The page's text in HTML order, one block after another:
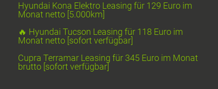
Hyundai Kona Elektro Leasing für 129 Euro im
Monat netto [5.000km]
🔥 Hyundai Tucson Leasing für 118 Euro im
Monat netto [sofort verfügbar]
Cupra Terramar Leasing für 345 Euro im Monat
brutto [sofort verfügbar]